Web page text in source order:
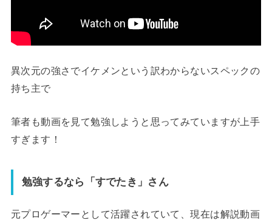
異次元の強さでイケメンという訳わからないスペックの
持ち主で
筆者も動画を見て勉強しようと思ってみていますが上手
すぎます！
勉強するなら「すでたき」さん
元プロゲーマーとして活躍されていて、現在は解説動画